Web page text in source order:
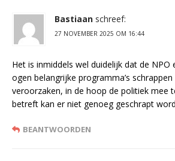
Bastiaan schreef:
27 NOVEMBER 2025 OM 16:44
Het is inmiddels wel duidelijk dat de NPO
ogen belangrijke programma’s
veroorzaken, in de hoop de politiek mee
betreft kan er niet genoeg geschrapt
BEANTWOORDEN